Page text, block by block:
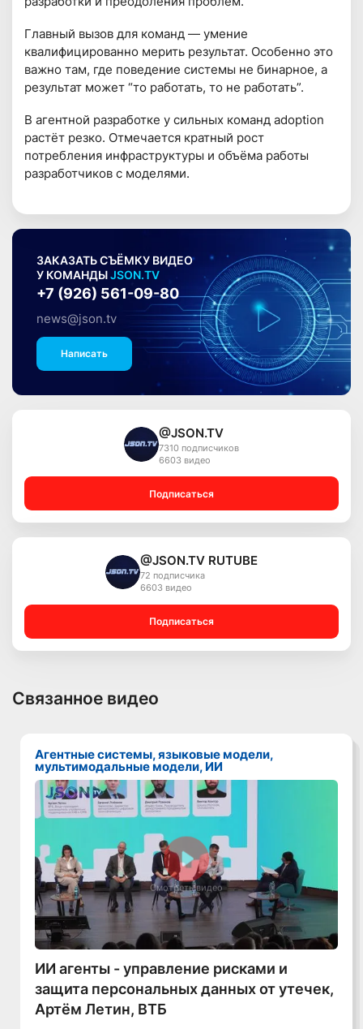
Главный вызов для команд — умение
квалифицированно мерить результат. Особенно это
важно там, где поведение системы не бинарное, а
результат может “то работать, то не работать”.
В агентной разработке у сильных команд adoption
растёт резко. Отмечается кратный рост
потребления инфраструктуры и объёма работы
разработчиков с моделями.
ЗАКАЗАТЬ СЪЁМКУ ВИДЕО
У КОМАНДЫJSON.TV
+7 (926) 561-09-80
news@json.tv
Написать
@JSON.TV
7310 подписчиков
6603 видео
Подписаться
@JSON.TV RUTUBE
72 подписчика
6603 видео
Подписаться
Связанное видео
Агентные системы, языковые модели,
мультимодальные модели, ИИ
Смотреть видео
ИИ агенты - управление рисками и
защита персональных данных от утечек,
Артём Летин, ВТБ